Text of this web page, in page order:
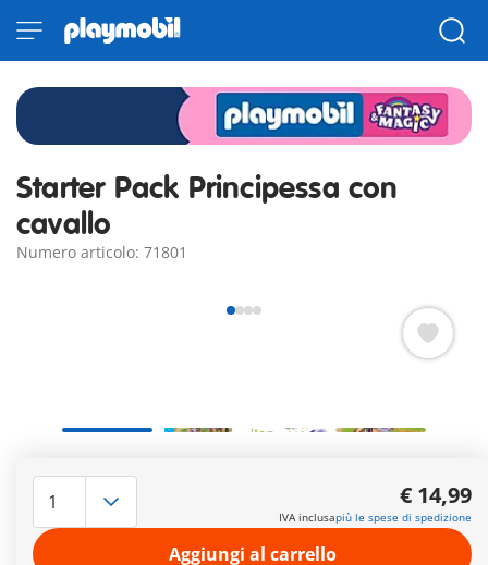
Starter Pack Principessa con
cavallo
Numero articolo: 71801
cavallo con grande dedizione. La principessa è dotata di una
gonna staccabile per poter cavalcare comodamente il suo
fedele destriero. Dopo una lunga cavalcata, il cavallo può
essere ricompensato con una succosa carota e una calda
€ 14,99
IVA inclusapiù le spese di spedizione
Aggiungi al carrello